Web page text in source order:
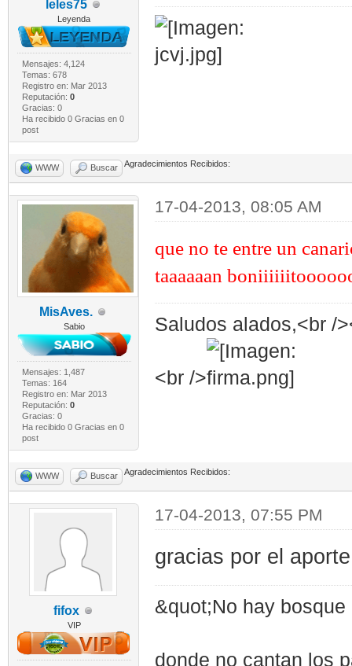
leles75
Leyenda
Mensajes: 4,124
Temas: 678
Registro en: Mar 2013
Reputación: 0
Gracias: 0
Ha recibido 0 Gracias en 0
post
WWW Buscar Agradecimientos Recibidos:
MisAves.
Sabio
Mensajes: 1,487
Temas: 164
Registro en: Mar 2013
Reputación: 0
Gracias: 0
Ha recibido 0 Gracias en 0
post
17-04-2013, 08:05 AM
que no te entre un
taaaaaan
Saludos alados,<br /
<br />
WWW Buscar Agradecimientos Recibidos:
fifox
VIP
17-04-2013, 07:55 PM
gracias por el
&quot;No hay
donde no cantan los